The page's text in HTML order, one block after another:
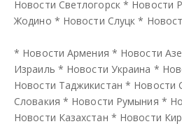
Новости Светлогорск * Новости
Жодино * Новости Слуцк *
* Новости Армения * Новости
Израиль * Новости Украина *
Новости Таджикистан * Новости
Словакия * Новости Румыния *
Новости Казахстан * Новости